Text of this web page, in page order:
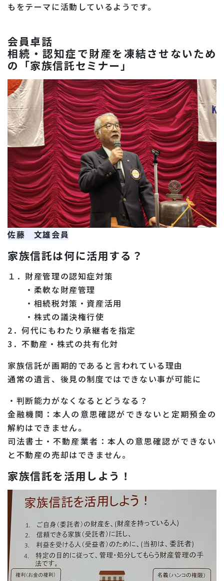
もをテーマに活動しているようです。
会員卓話
相続・認知症で財産を凍結させないため
の「家族信託セミナー」
佐藤 文雄会員
家族信託は何に活用する？
１．財産管理の認知症対策
・柔軟な財産管理
・相続税対策・資産活用
・株式の議決権行使
2．何代にもわたり承継者を指定
3．不動産・株式の共有化対
家族信託が画期的であると言われている理由
通常の遺言、後見の制度ではできない事が可能に
・判断能力がなくなるとどうなる？
金融機関：本人の意思確認ができないと定期預金の
解約はできません。
司法書士・不動産業者：本人の意思確認ができない
と不動産の売却はできません。
家族信託を活用しよう！